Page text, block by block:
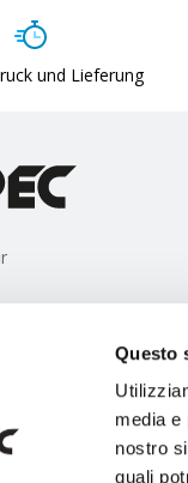
Questo
media e
nostro
quali
und Lieferung